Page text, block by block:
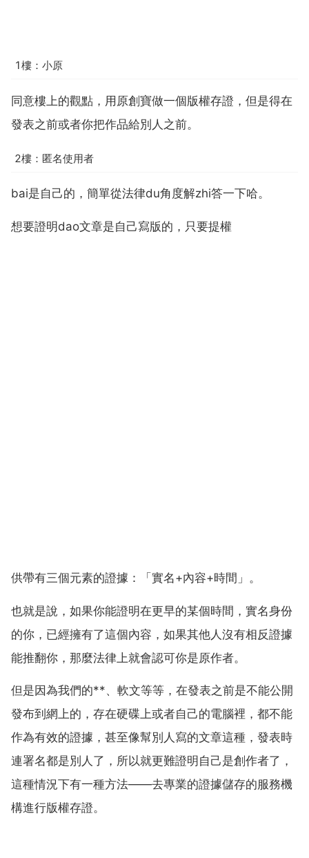
1樓：小原
同意樓上的觀點，用原創寶做一個版權存證，但是得在
發表之前或者你把作品給別人之前。
2樓：匿名使用者
bai是自己的，簡單從法律du角度解zhi答一下哈。
想要證明dao文章是自己寫版的，只要提權
供帶有三個元素的證據：「實名+內容+時間」。
也就是說，如果你能證明在更早的某個時間，實名身份
的你，已經擁有了這個內容，如果其他人沒有相反證據
能推翻你，那麼法律上就會認可你是原作者。
但是因為我們的**、軟文等等，在發表之前是不能公開
發布到網上的，存在硬碟上或者自己的電腦裡，都不能
作為有效的證據，甚至像幫別人寫的文章這種，發表時
連署名都是別人了，所以就更難證明自己是創作者了，
這種情況下有一種方法——去專業的證據儲存的服務機
構進行版權存證。